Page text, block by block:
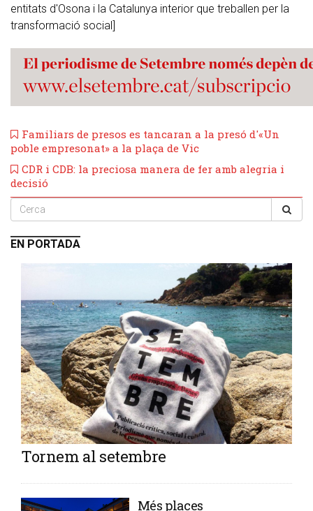
entitats d'Osona i la Catalunya interior que treballen per la
transformació social]
Familiars de presos es tancaran a la presó d'«Un
poble empresonat» a la plaça de Vic
​CDR i CDB: la preciosa manera de fer amb alegria i
decisió
EN PORTADA
Tornem al setembre
​Més places